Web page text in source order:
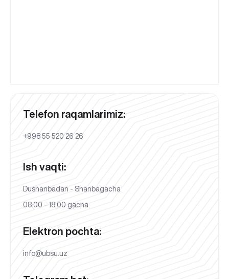
Telefon raqamlarimiz:
+998 55 520 26 26
Ish vaqti:
Dushanbadan - Shanbagacha
08:00 - 18:00 gacha
Elektron pochta:
info@ubsu.uz